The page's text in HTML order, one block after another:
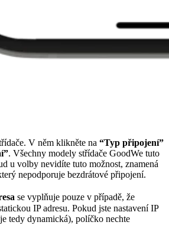
V něm klikněte na “Typ připojení”
. Všechny modely střídače GoodWe tuto
u volby nevidíte tuto možnost, znamená
nepodporuje bezdrátové připojení.
se vyplňuje pouze v případě, že
IP adresu. Pokud jste nastavení IP
tedy dynamická), políčko nechte